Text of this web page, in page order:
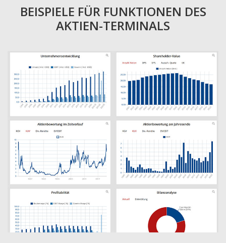
BEISPIELE FÜR FUNKTIONEN DES
AKTIEN-TERMINALS